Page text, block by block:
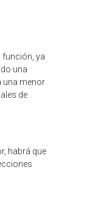
función, ya
una
una menor
de
habrá que